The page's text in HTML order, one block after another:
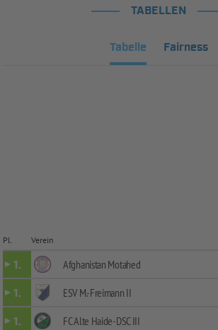
TABELLEN
Tabelle Fairness
Pl. Verein
1. Afghanistan Motahed
1.
ESV M.-Freimann II
1.
FC Alte Haide-DSC III